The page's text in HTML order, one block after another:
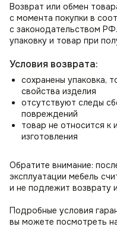
Возврат или обмен
с момента покупки в
с законодательством
упаковку и товар при
Условия возврата:
сохранены упаковка,
свойства изделия
отсутствуют следы
повреждений
товар не относится к
изготовления
Обратите внимание:
эксплуатации мебель
и не подлежит возврату
Подробные условия
вы можете посмотреть